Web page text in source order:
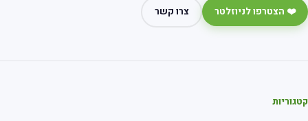
❤️ הצטרפו לניוזלטר צרו קשר